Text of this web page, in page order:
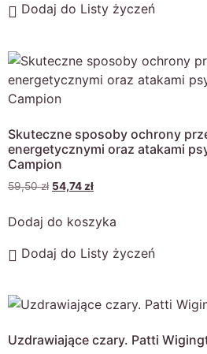
Dodaj do Listy życzeń
Skuteczne sposoby ochrony
energetycznymi oraz atakami
Campion
59,50zł 54,74 zł
Dodaj do koszyka
Dodaj do Listy życzeń
Uzdrawiające czary. Patti